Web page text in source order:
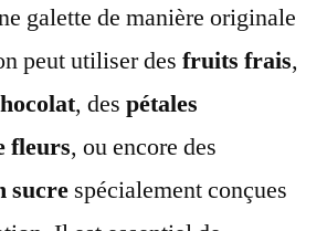
galette de manière originale
peut utiliser des fruits frais,
, des pétales
fleurs, ou encore des
sucre spécialement conçues